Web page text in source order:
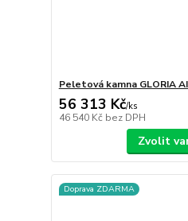
Peletová kamna GLORIA
56 313 Kč/ks
46 540 Kč bez DPH
Zvolit
Doprava ZDARMA